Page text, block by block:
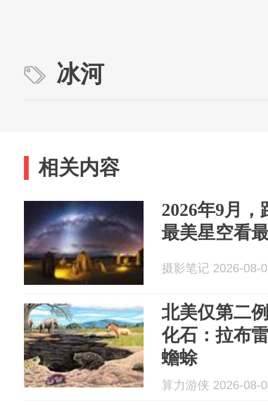
冰河
相关内容
2026年9月
最美星空看
摄影笔记 2026-08-
北美仅第二
化石：拉布
蟾蜍
算力游侠 2026-08-